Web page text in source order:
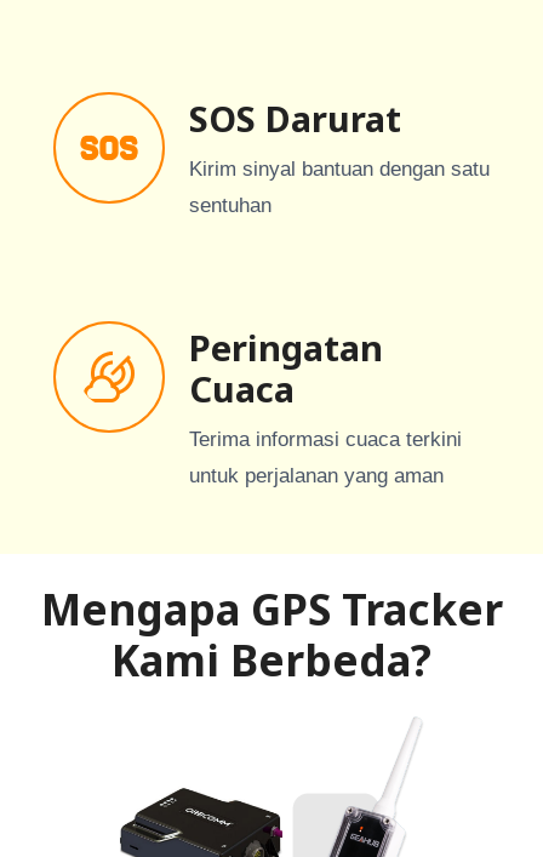
SOS Darurat
Kirim sinyal bantuan dengan satu
sentuhan
Peringatan
Cuaca
Terima informasi cuaca terkini
untuk perjalanan yang aman
Mengapa GPS Tracker
Kami Berbeda?